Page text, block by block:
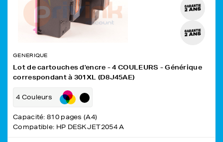
GENERIQUE
Lot de cartouches d'encre - 4 COULEURS - Générique
correspondant à 301XL (D8J45AE)
4 Couleurs
Capacité: 810 pages (A4)
Compatible: HP DESKJET2054 A